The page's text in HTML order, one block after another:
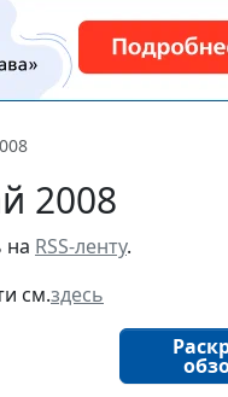
2008
на RSS-ленту.
см.здесь